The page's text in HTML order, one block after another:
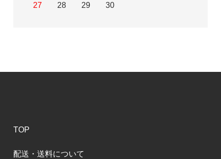
27 28 29 30
TOP
配送・送料について